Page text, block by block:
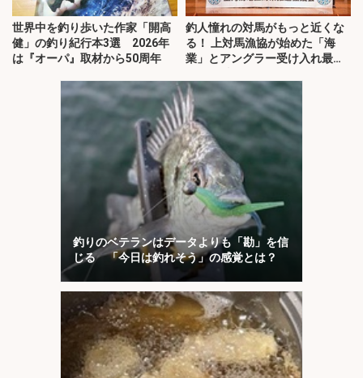
世界中を釣り歩いた作家「開高
健」の釣り紀行本3選 2026年
は『オーパ』取材から50周年
釣人憧れの対馬がもっと近くな
る！ 上対馬漁協が始めた「海
業」とアングラー受け入れ最前
釣りのベテランはデータよりも「勘」を信
じる 「今日は釣れそう」の感覚とは？